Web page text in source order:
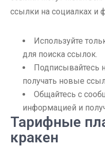
ссылки на социалках и
Используйте
для поиска ссылок.
Подписывайтесь
получать новые
Общайтесь с
информацией и
Тарифные
кракен